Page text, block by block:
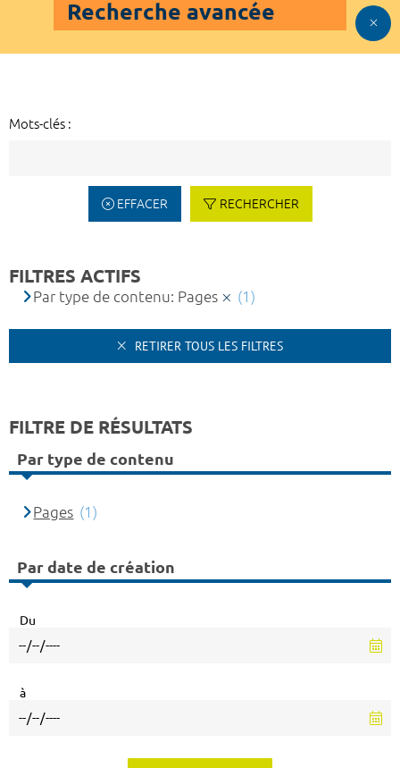
Recherche avancée
Mots-clés :
EFFACER RECHERCHER
FILTRES ACTIFS
Par type de contenu: Pages (1)
RETIRER TOUS LES FILTRES
FILTRE DE RÉSULTATS
Par type de contenu
Pages (1)
Par date de création
Du
à